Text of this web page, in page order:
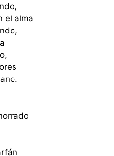
el alma